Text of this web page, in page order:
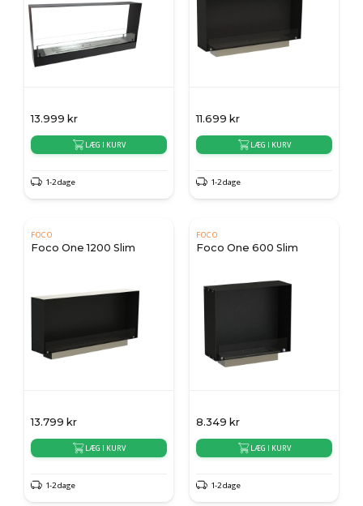
13.999 kr
LÆG I KURV
1-2 dage
11.699 kr
LÆG I KURV
1-2 dage
FOCO
Foco One 1200 Slim
13.799 kr
LÆG I KURV
1-2 dage
FOCO
Foco One 600 Slim
8.349 kr
LÆG I KURV
1-2 dage